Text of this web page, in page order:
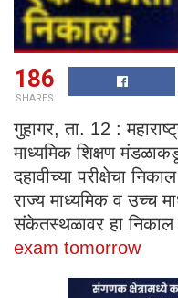
186
SHARES
गुहागर, ता. 12 :
माध्यमिक शिक्षण
दहावीच्या परीक्षेचा
राज्य माध्यमिक व उच्च
संकेतस्थळावर हा निकाल
exam tomorrow